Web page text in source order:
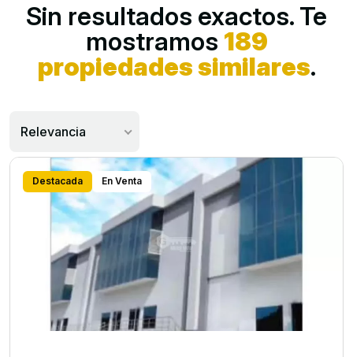
Sin resultados exactos. Te
mostramos 189
propiedades similares.
Relevancia
Destacada En Venta